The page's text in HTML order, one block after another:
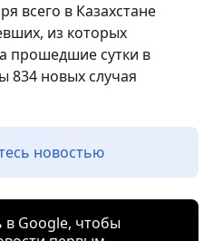
всего в Казахстане
из которых
прошедшие сутки в
834 новых случая
новостью
в Google, чтобы